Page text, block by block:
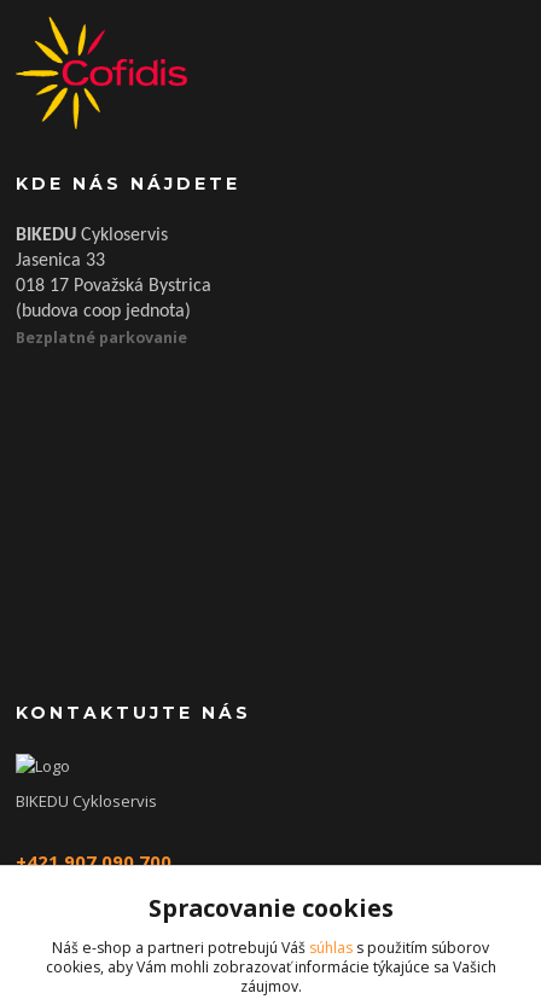
KDE NÁS NÁJDETE
BIKEDUCykloservis
Jasenica 33
018 17 Považská Bystrica
(budova coop jednota)
Bezplatné parkovanie
KONTAKTUJTE NÁS
BIKEDU Cykloservis
+421 907 090 700
eshop@bikedu.sk
Spracovanie cookies
Náš e-shop a partneri potrebujú Váš súhlas s použitím súborov
cookies, aby Vám mohli zobrazovať informácie týkajúce sa Vašich
záujmov.